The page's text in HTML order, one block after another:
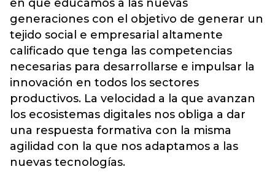
en que educamos a las nuevas
generaciones con el objetivo de generar un
tejido social e empresarial altamente
calificado que tenga las competencias
necesarias para desarrollarse e impulsar la
innovación en todos los sectores
productivos. La velocidad a la que avanzan
los ecosistemas digitales nos obliga a dar
una respuesta formativa con la misma
agilidad con la que nos adaptamos a las
nuevas tecnologías.